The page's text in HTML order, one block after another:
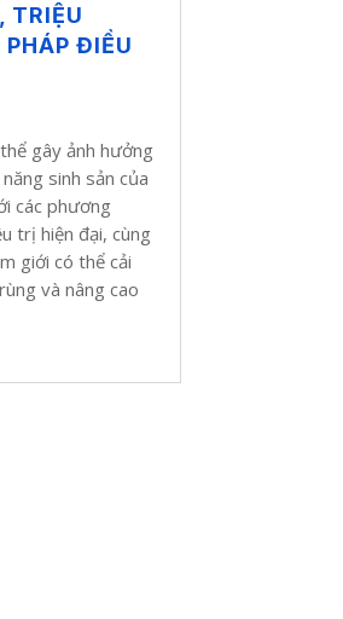
TRIỆU
ĐIỀU
gây ảnh hưởng
sinh sản của
các phương
trị hiện đại, cùng
giới có thể cải
và nâng cao